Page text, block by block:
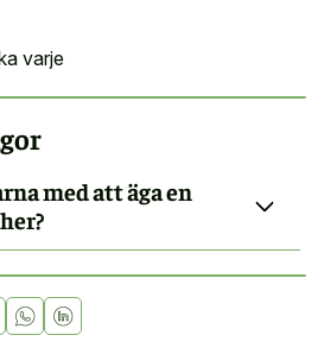
varje
med att äga en